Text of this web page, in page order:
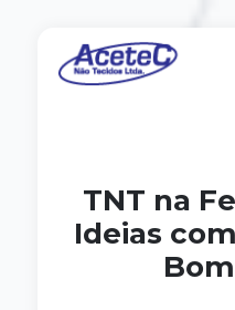
TNT na
Ideias